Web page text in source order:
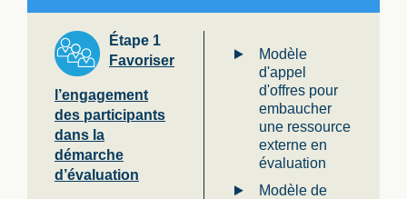
Étape 1
Favoriser
l’engagement
des participants
dans la
démarche
d’évaluation
Modèle
d'appel
d'offres pour
embaucher
une ressource
externe en
évaluation
Modèle de